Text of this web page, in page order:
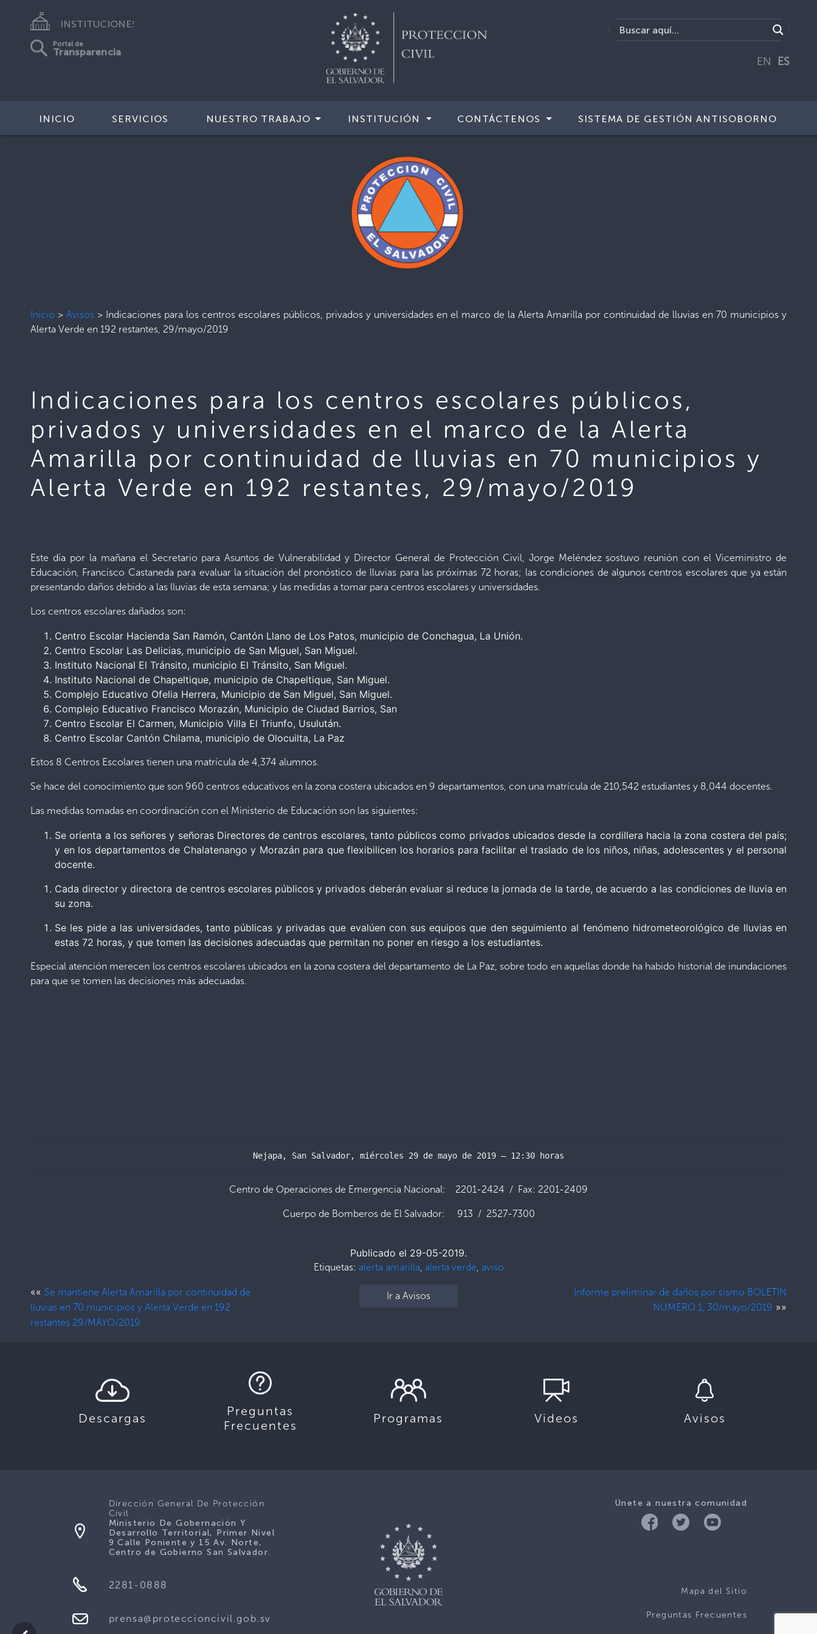
INSTITUCIONES
Portal de
Transparencia
EN ES
INICIO SERVICIOS NUESTRO TRABAJO INSTITUCIÓN CONTÁCTENOS SISTEMA DE GESTIÓN ANTISOBORNO
Inicio > Avisos > Indicaciones para los centros escolares públicos, privados y universidades en el marco de la Alerta Amarilla por continuidad de lluvias en 70 municipios y
Alerta Verde en 192 restantes, 29/mayo/2019
Indicaciones para los centros escolares públicos,
privados y universidades en el marco de la Alerta
Amarilla por continuidad de lluvias en 70 municipios y
Alerta Verde en 192 restantes, 29/mayo/2019
Este día por la mañana el Secretario para Asuntos de Vulnerabilidad y Director General de Protección Civil, Jorge Meléndez sostuvo reunión con el Viceministro de
Educación, Francisco Castaneda para evaluar la situación del pronóstico de lluvias para las próximas 72 horas; las condiciones de algunos centros escolares que ya están
presentando daños debido a las lluvias de esta semana; y las medidas a tomar para centros escolares y universidades.
Los centros escolares dañados son:
Centro Escolar Hacienda San Ramón, Cantón Llano de Los Patos, municipio de Conchagua, La Unión.
Centro Escolar Las Delicias, municipio de San Miguel, San Miguel.
Instituto Nacional El Tránsito, municipio El Tránsito, San Miguel.
Instituto Nacional de Chapeltique, municipio de Chapeltique, San Miguel.
Complejo Educativo Ofelia Herrera, Municipio de San Miguel, San Miguel.
Complejo Educativo Francisco Morazán, Municipio de Ciudad Barrios, San
Centro Escolar El Carmen, Municipio Villa El Triunfo, Usulután.
Centro Escolar Cantón Chilama, municipio de Olocuilta, La Paz
Estos 8 Centros Escolares tienen una matrícula de 4,374 alumnos.
Se hace del conocimiento que son 960 centros educativos en la zona costera ubicados en 9 departamentos, con una matrícula de 210,542 estudiantes y 8,044 docentes.
Las medidas tomadas en coordinación con el Ministerio de Educación son las siguientes:
Se orienta a los señores y señoras Directores de centros escolares, tanto públicos como privados ubicados desde la cordillera hacia la zona costera del país;
y en los departamentos de Chalatenango y Morazán para que flexibilicen los horarios para facilitar el traslado de los niños, niñas, adolescentes y el personal
docente.
Cada director y directora de centros escolares públicos y privados deberán evaluar si reduce la jornada de la tarde, de acuerdo a las condiciones de lluvia en
su zona.
Se les pide a las universidades, tanto públicas y privadas que evalúen con sus equipos que den seguimiento al fenómeno hidrometeorológico de lluvias en
estas 72 horas, y que tomen las decisiones adecuadas que permitan no poner en riesgo a los estudiantes.
Especial atención merecen los centros escolares ubicados en la zona costera del departamento de La Paz, sobre todo en aquellas donde ha habido historial de inundaciones
para que se tomen las decisiones más adecuadas.
Nejapa, San Salvador, miércoles 29 de mayo de 2019 – 12:30 horas
Centro de Operaciones de Emergencia Nacional: 2201-2424 / Fax: 2201-2409
Cuerpo de Bomberos de El Salvador: 913 / 2527-7300
Publicado el 29-05-2019.
Etiquetas: alerta amarilla, alerta verde, aviso
«« Se mantiene Alerta Amarilla por continuidad de
lluvias en 70 municipios y Alerta Verde en 192
restantes 29/MAYO/2019
Ir a Avisos
Informe preliminar de daños por sismo BOLETIN
NUMERO 1, 30/mayo/2019 »»
Descargas
Preguntas
Frecuentes
Programas Videos Avisos
Únete a nuestra comunidad
Mapa del Sitio
Preguntas Frecuentes
Dirección General De Protección
Civil
Ministerio De Gobernación Y
Desarrollo Territorial, Primer Nivel
9 Calle Poniente y 15 Av. Norte,
Centro de Gobierno San Salvador.
2281-0888
prensa@proteccioncivil.gob.sv